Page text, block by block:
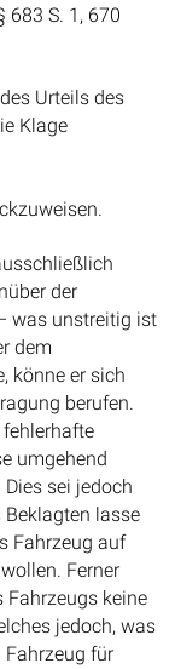
S. 1, 670
Urteils des
Klage
der
was unstreitig ist
dem
könne er sich
berufen.
umgehend
sei jedoch
lasse
Fahrzeug auf
Ferner
Fahrzeugs keine
jedoch, was
Fahrzeug für